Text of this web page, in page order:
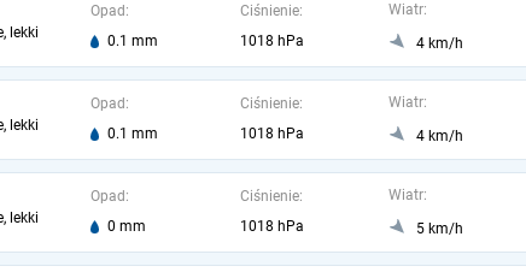
lekki
Opad:
0.1 mm
Ciśnienie:
1018 hPa
Wiatr:
4 km/h
lekki
Opad:
0.1 mm
Ciśnienie:
1018 hPa
Wiatr:
4 km/h
lekki
Opad:
0 mm
Ciśnienie:
1018 hPa
Wiatr:
5 km/h